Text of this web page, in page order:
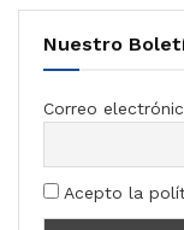
Nuestro
Correo
Acepto la